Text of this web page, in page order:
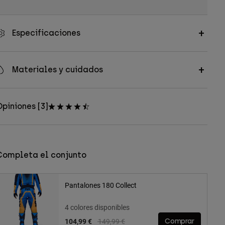
Especificaciones
Materiales y cuidados
[3]
el conjunto
Pantalones 180 Collect
4 colores disponibles
Price reduced from
149,99 €to
104,99 € Comprar